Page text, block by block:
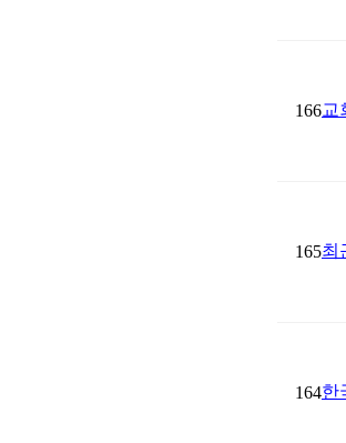
166교
165최
164한